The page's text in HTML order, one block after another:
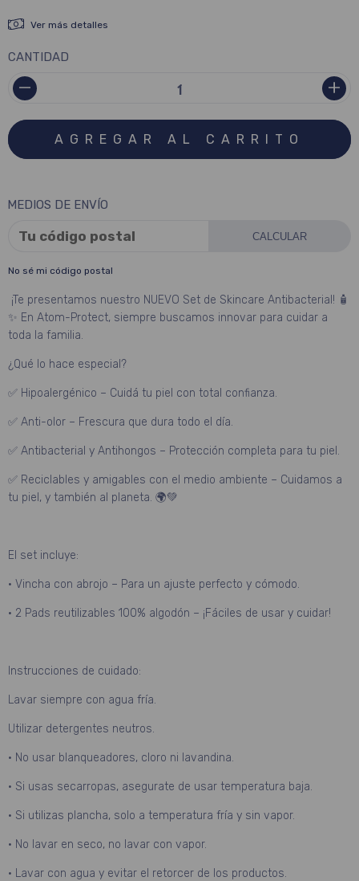
Ver más detalles
CANTIDAD
MEDIOS DE ENVÍO
CALCULAR
No sé mi código postal
¡Te presentamos nuestro NUEVO Set de Skincare Antibacterial! 🧴
✨ En Atom-Protect, siempre buscamos innovar para cuidar a
toda la familia.
¿Qué lo hace especial?
✅ Hipoalergénico – Cuidá tu piel con total confianza.
✅ Anti-olor – Frescura que dura todo el día.
✅ Antibacterial y Antihongos – Protección completa para tu piel.
✅ Reciclables y amigables con el medio ambiente – Cuidamos a
tu piel, y también al planeta. 🌍💚
El set incluye:
• Vincha con abrojo – Para un ajuste perfecto y cómodo.
• 2 Pads reutilizables 100% algodón – ¡Fáciles de usar y cuidar!
Instrucciones de cuidado:
Lavar siempre con agua fría.
Utilizar detergentes neutros.
• No usar blanqueadores, cloro ni lavandina.
• Si usas secarropas, asegurate de usar temperatura baja.
• Si utilizas plancha, solo a temperatura fría y sin vapor.
• No lavar en seco, no lavar con vapor.
• Lavar con agua y evitar el retorcer de los productos.